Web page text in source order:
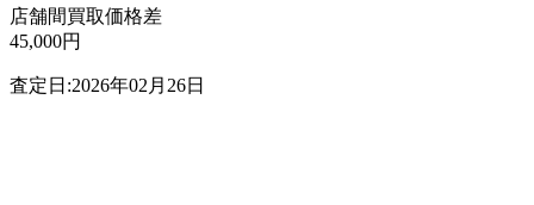
店舗間買取価格差
45,000円
査定日:2026年02月26日